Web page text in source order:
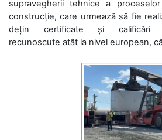
supravegherii tehnice a
construcție, care urmează să fie
dețin certificate și calificări
recunoscute atât la nivel european,